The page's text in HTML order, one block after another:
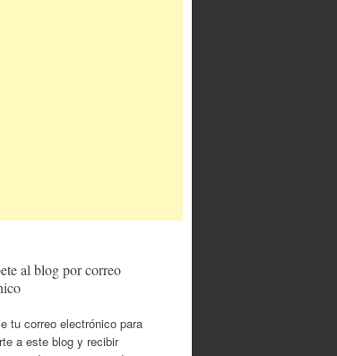
al blog por correo
tu correo electrónico para
a este blog y recibir